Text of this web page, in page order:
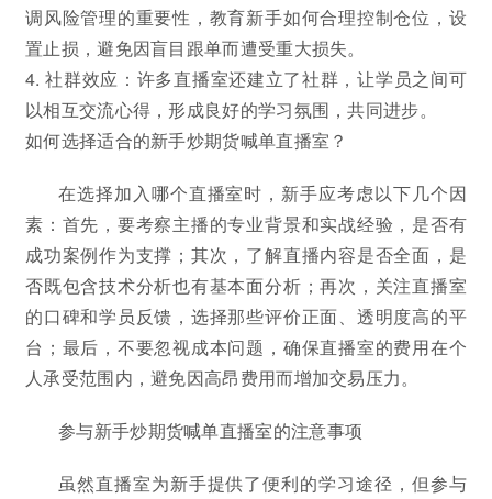
调风险管理的重要性，教育新手如何合理控制仓位，设
置止损，避免因盲目跟单而遭受重大损失。
4. 社群效应：许多直播室还建立了社群，让学员之间可
以相互交流心得，形成良好的学习氛围，共同进步。
如何选择适合的新手炒期货喊单直播室？
在选择加入哪个直播室时，新手应考虑以下几个因
素：首先，要考察主播的专业背景和实战经验，是否有
成功案例作为支撑；其次，了解直播内容是否全面，是
否既包含技术分析也有基本面分析；再次，关注直播室
的口碑和学员反馈，选择那些评价正面、透明度高的平
台；最后，不要忽视成本问题，确保直播室的费用在个
人承受范围内，避免因高昂费用而增加交易压力。
参与新手炒期货喊单直播室的注意事项
虽然直播室为新手提供了便利的学习途径，但参与